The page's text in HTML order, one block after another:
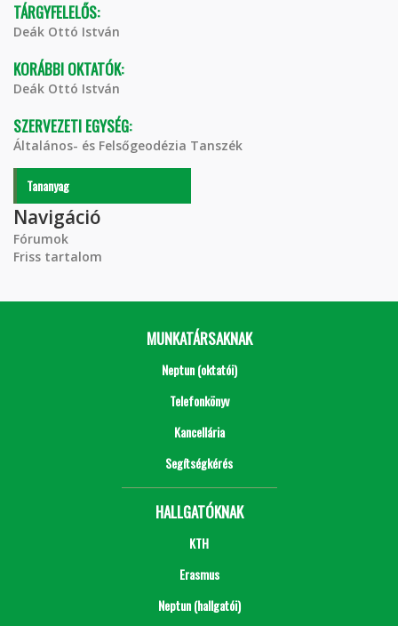
TÁRGYFELELŐS:
Deák Ottó István
KORÁBBI OKTATÓK:
Deák Ottó István
SZERVEZETI EGYSÉG:
Általános- és Felsőgeodézia Tanszék
Tananyag
Navigáció
Fórumok
Friss tartalom
MUNKATÁRSAKNAK
Neptun (oktatói)
Telefonkönyv
Kancellária
Segítségkérés
HALLGATÓKNAK
KTH
Erasmus
Neptun (hallgatói)